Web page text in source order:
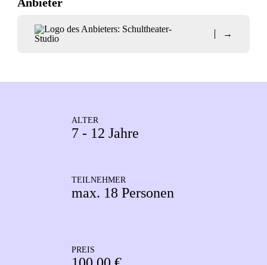
→
ALTER
7 - 12 Jahre
TEILNEHMER
max. 18 Personen
PREIS